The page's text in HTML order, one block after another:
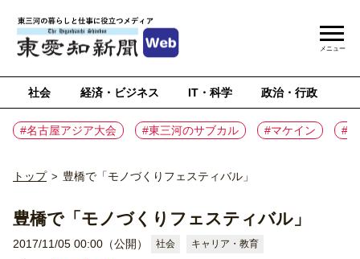
社会 経済・ビジネス IT・科学 政治・行政
#名古屋アジア大会 #東三河のサブカル #マケイン #
メニュー
トップ > 豊橋で「モノづくりフェスティバル」
豊橋で「モノづくりフェスティバル」
2017/11/05 00:00（公開） 社会 キャリア・教育